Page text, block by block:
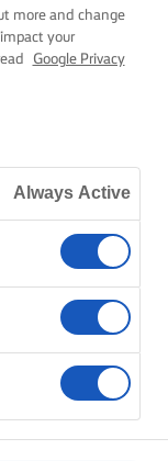
a klasszikus
habcsókkal a
more and change
your
Google Privacy
Always Active